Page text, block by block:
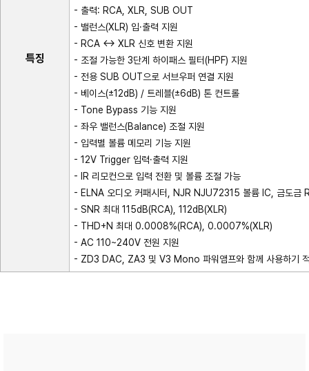
특징
- 출력: RCA, XLR, SUB OUT
- 밸런스(XLR) 입·출력 지원
- RCA ↔ XLR 신호 변환 지원
- 조절 가능한 3단계 하이패스 필터(HPF) 지원
- 전용 SUB OUT으로 서브우퍼 연결 지원
- 베이스(±12dB) / 트레블(±6dB) 톤 컨트롤
- Tone Bypass 기능 지원
- 좌우 밸런스(Balance) 조절 지원
- 입력별 볼륨 메모리 기능 지원
- 12V Trigger 입력·출력 지원
- IR 리모컨으로 입력 전환 및 볼륨 조절 가능
- ELNA 오디오 커패시터, NJR NJU72315 볼륨 IC, 금도금
- SNR 최대 115dB(RCA), 112dB(XLR)
- THD+N 최대 0.0008%(RCA), 0.0007%(XLR)
- AC 110~240V 전원 지원
- ZD3 DAC, ZA3 및 V3 Mono 파워앰프와 함께 사용하기 적